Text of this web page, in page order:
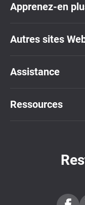
Apprenez-en
Autres sites
Assistance
Ressources